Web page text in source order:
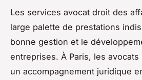
Les services avocat droit des
large palette de prestations
bonne gestion et le
entreprises. À Paris, les
un accompagnement juridique